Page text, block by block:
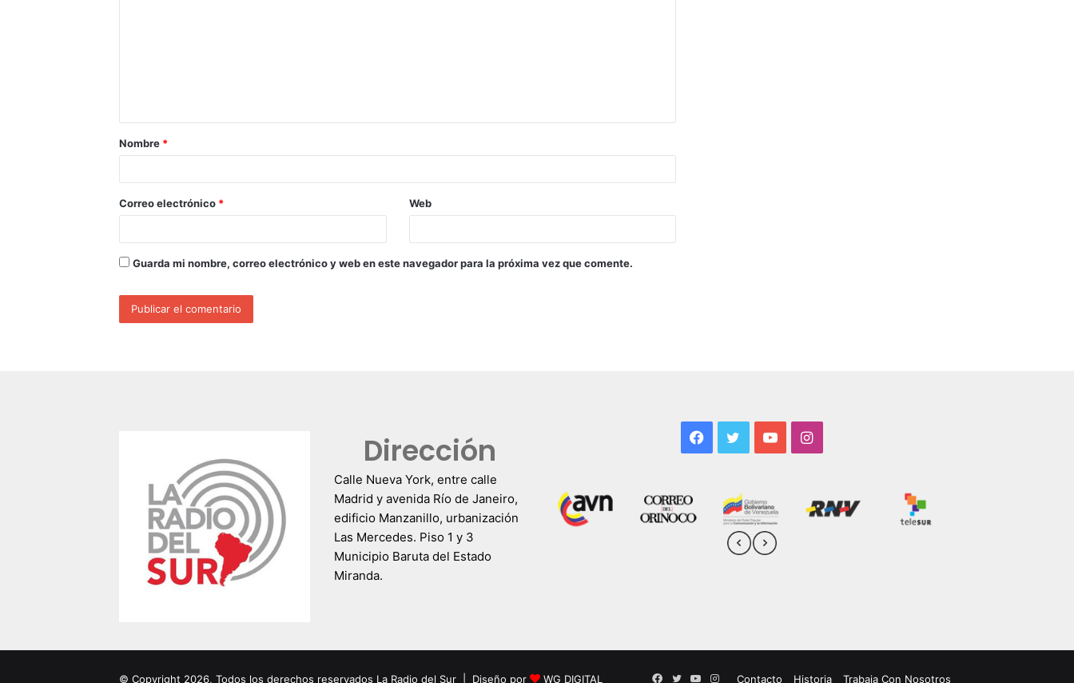
Nombre *
Correo electrónico * Web
Guarda mi nombre, correo electrónico y web en este navegador para la próxima vez que comente.
Dirección
Calle Nueva York, entre calle
Madrid y avenida Río de Janeiro,
edificio Manzanillo, urbanización
Las Mercedes. Piso 1 y 3
Municipio Baruta del Estado
Miranda.
Facebook
TwitterYouTubeInstagram
© Copyright 2026, Todos los derechos reservados La Radio del Sur | Diseño por WG DIGITAL Contacto Historia Trabaja Con Nosotros
Facebook
TwitterYouTube
Instagram